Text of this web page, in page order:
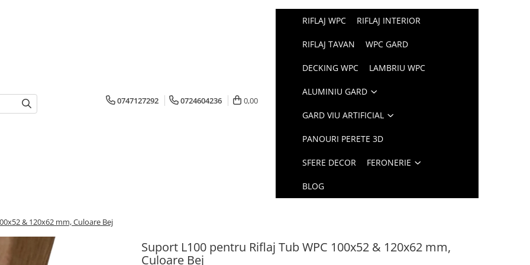
0747127292 0724604236 0,00
RIFLAJ WPC RIFLAJ INTERIOR
RIFLAJ TAVAN WPC GARD
DECKING WPC LAMBRIU WPC
ALUMINIU GARD
GARD VIU ARTIFICIAL
PANOURI PERETE 3D
SFERE DECOR FERONERIE
BLOG
& 120x62 mm, Culoare Bej
Suport L100 pentru Riflaj Tub WPC 100x52 & 120x62 mm,
Culoare Bej